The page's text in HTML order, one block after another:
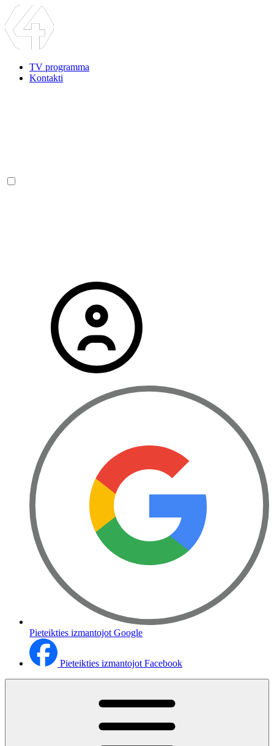
TV programma
Kontakti
Pieteikties izmantojot Google
Pieteikties izmantojot Facebook